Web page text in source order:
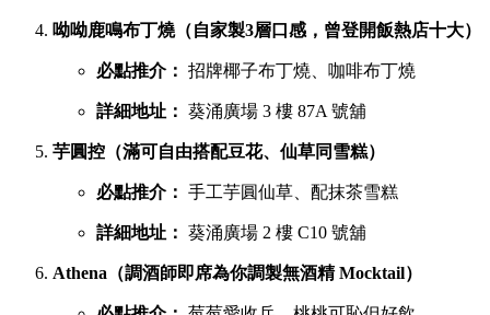
呦呦鹿鳴布丁燒（自家製3層口感，曾登開飯熱店十大）
必點推介： 招牌椰子布丁燒、咖啡布丁燒
詳細地址： 葵涌廣場 3 樓 87A 號舖
芋圓控（滿可自由搭配豆花、仙草同雪糕）
必點推介： 手工芋圓仙草、配抹茶雪糕
詳細地址： 葵涌廣場 2 樓 C10 號舖
Athena（調酒師即席為你調製無酒精 Mocktail）